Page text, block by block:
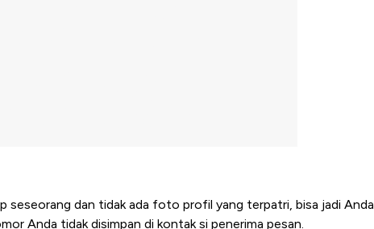
seseorang dan tidak ada foto profil yang terpatri, bisa jadi Anda
Anda tidak disimpan di kontak si penerima pesan.